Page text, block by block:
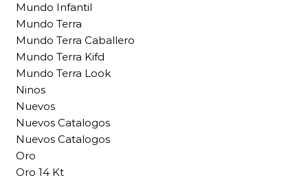
Mundo Infantil
Mundo Terra
Mundo Terra Caballero
Mundo Terra Kifd
Mundo Terra Look
Ninos
Nuevos
Nuevos Catalogos
Nuevos Catalogos
Oro
Oro 14 Kt